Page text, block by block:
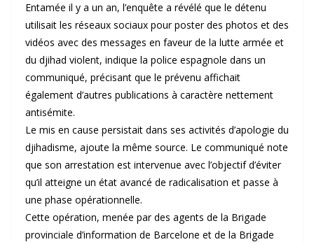
Entamée il y a un an, l’enquête a révélé que le détenu
utilisait les réseaux sociaux pour poster des photos et des
vidéos avec des messages en faveur de la lutte armée et
du djihad violent, indique la police espagnole dans un
communiqué, précisant que le prévenu affichait
également d’autres publications à caractère nettement
antisémite.
Le mis en cause persistait dans ses activités d’apologie du
djihadisme, ajoute la même source. Le communiqué note
que son arrestation est intervenue avec l’objectif d’éviter
qu’il atteigne un état avancé de radicalisation et passe à
une phase opérationnelle.
Cette opération, menée par des agents de la Brigade
provinciale d’information de Barcelone et de la Brigade